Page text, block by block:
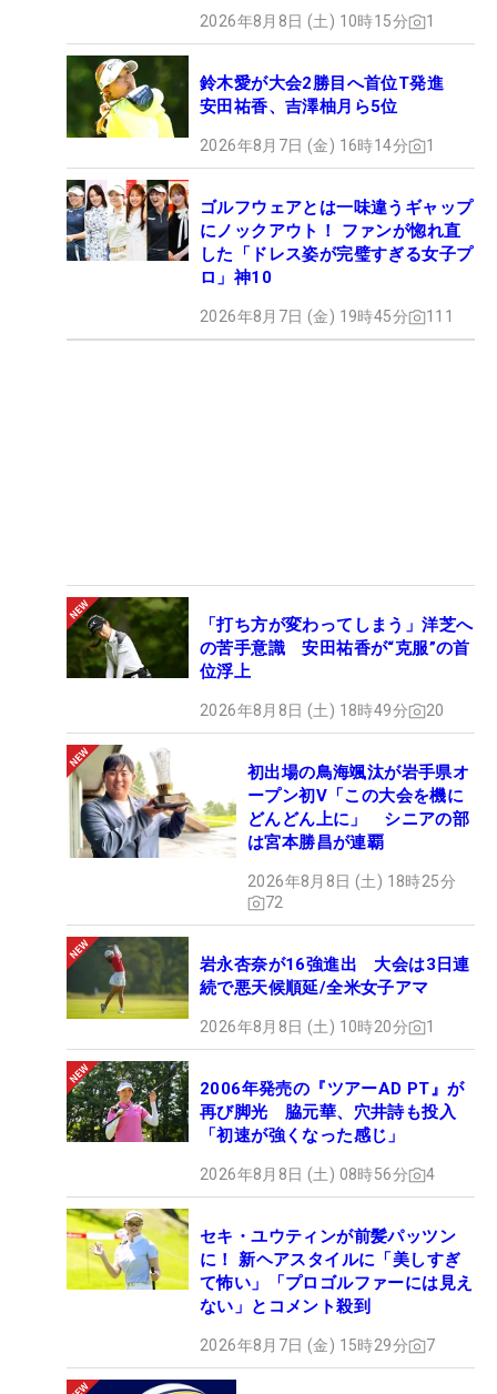
2026年8月8日 (土) 10時15分 1
鈴木愛が大会2勝目へ首位T発進
安田祐香、吉澤柚月ら5位
2026年8月7日 (金) 16時14分 1
ゴルフウェアとは一味違うギャップ
にノックアウト！ ファンが惚れ直
した「ドレス姿が完璧すぎる女子プ
ロ」神10
2026年8月7日 (金) 19時45分 111
「打ち方が変わってしまう」洋芝へ
の苦手意識 安田祐香が“克服”の首
位浮上
2026年8月8日 (土) 18時49分 20
初出場の鳥海颯汰が岩手県オ
ープン初V「この大会を機に
どんどん上に」 シニアの部
は宮本勝昌が連覇
2026年8月8日 (土) 18時25分
72
岩永杏奈が16強進出 大会は3日連
続で悪天候順延/全米女子アマ
2026年8月8日 (土) 10時20分 1
2006年発売の『ツアーAD PT』が
再び脚光 脇元華、穴井詩も投入
「初速が強くなった感じ」
2026年8月8日 (土) 08時56分 4
セキ・ユウティンが前髪パッツン
に！ 新ヘアスタイルに「美しすぎ
て怖い」「プロゴルファーには見え
ない」とコメント殺到
2026年8月7日 (金) 15時29分 7